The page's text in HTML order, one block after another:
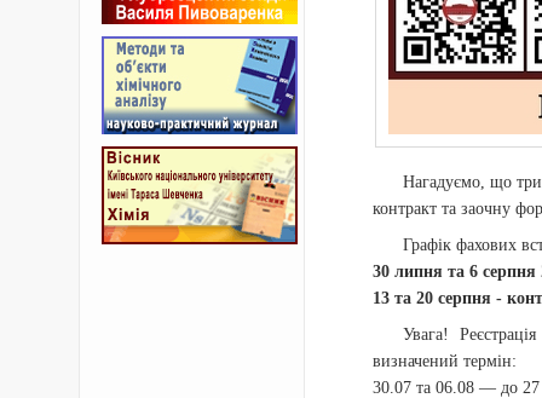
Нагадуємо, що
контракт та заочну
Графік фахових
30 липня та 6
13 та 20 серпня -
Увага!
визначений термін:
30.07 та 06.08 — до